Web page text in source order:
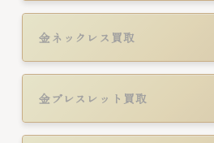
金ネックレス買取
金ブレスレット買取